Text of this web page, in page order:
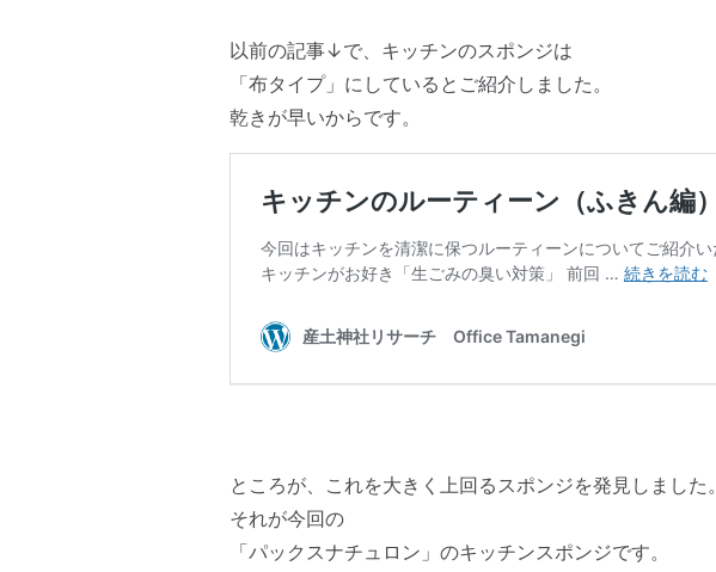
以前の記事↓で、キッチンのスポンジは
「布タイプ」にしているとご紹介しました。
乾きが早いからです。
ところが、これを大きく上回るスポンジを発見しました。
それが今回の
「パックスナチュロン」のキッチンスポンジです。